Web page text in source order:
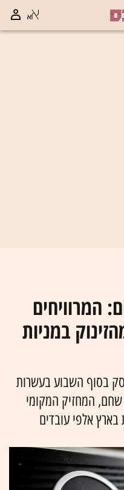
המרוויחים
במניות
בסוף השבוע בעשרות
שחם, המחזיק המקומי